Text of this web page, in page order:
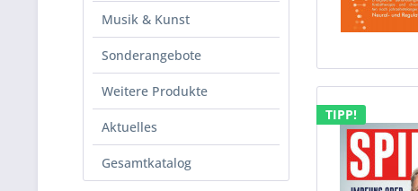
Musik & Kunst
Sonderangebote
Weitere Produkte
Aktuelles
Gesamtkatalog
TIPP!